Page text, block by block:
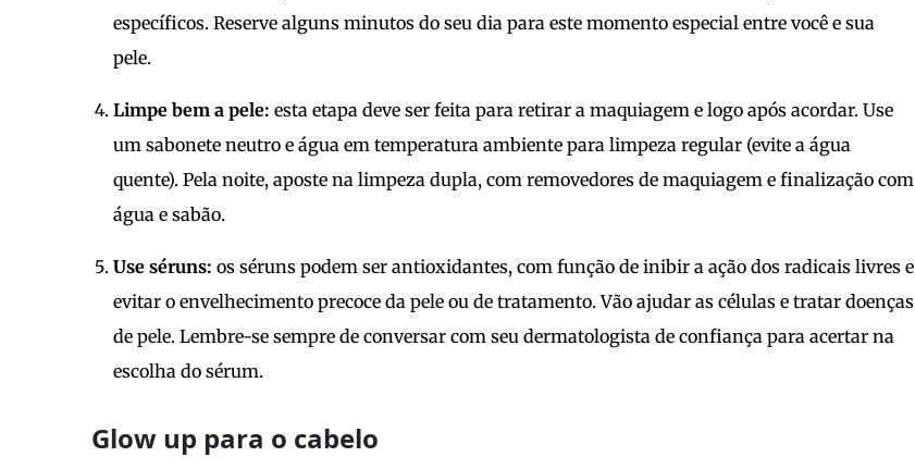
específicos. Reserve alguns minutos do seu dia para este momento especial entre você e sua
pele.
Limpe bem a pele: esta etapa deve ser feita para retirar a maquiagem e logo após acordar. Use
um sabonete neutro e água em temperatura ambiente para limpeza regular (evite a água
quente). Pela noite, aposte na limpeza dupla, com removedores de maquiagem e finalização com
água e sabão.
Use séruns: os séruns podem ser antioxidantes, com função de inibir a ação dos radicais livres e
evitar o envelhecimento precoce da pele ou de tratamento. Vão ajudar as células e tratar doenças
de pele. Lembre-se sempre de conversar com seu dermatologista de confiança para acertar na
escolha do sérum.
Glow up para o cabelo